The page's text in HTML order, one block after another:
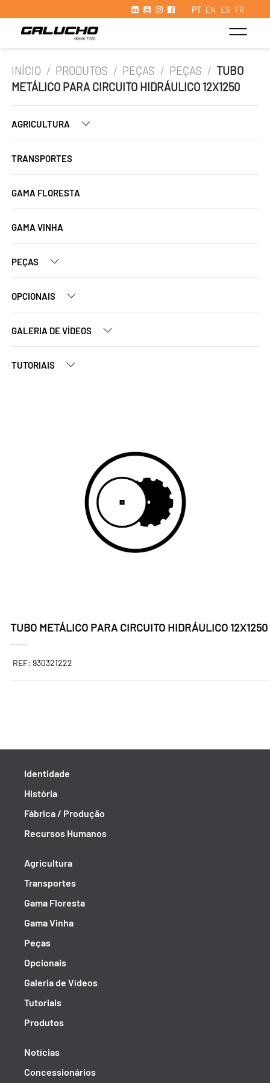
PT EN ES FR
INÍCIO / PRODUTOS / PEÇAS / PEÇAS / TUBO
METÁLICO PARA CIRCUITO HIDRÁULICO 12X1250
AGRICULTURA
TRANSPORTES
GAMA FLORESTA
GAMA VINHA
PEÇAS
OPCIONAIS
GALERIA DE VÍDEOS
TUTORIAIS
TUBO METÁLICO PARA CIRCUITO HIDRÁULICO 12X1250
REF: 930321222
Identidade
História
Fábrica / Produção
Recursos Humanos
Agricultura
Transportes
Gama Floresta
Gama Vinha
Peças
Opcionais
Galeria de Vídeos
Tutoriais
Produtos
Notícias
Concessionários